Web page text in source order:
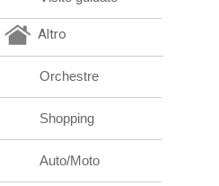
Altro
Orchestre
Shopping
Auto/Moto